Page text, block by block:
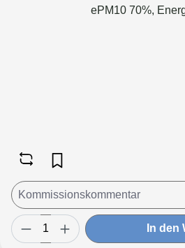
ePM10 70%,
In den